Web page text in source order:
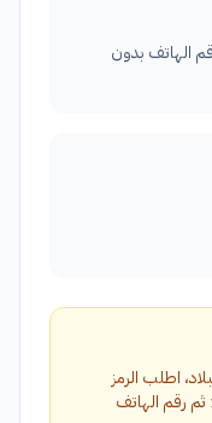
المدينة 130337 ثم رقم الهاتف بدون
اطلب الرمز
الدولي +86 متبوعاً برمز المدينة 130337 ثم رقم الهاتف